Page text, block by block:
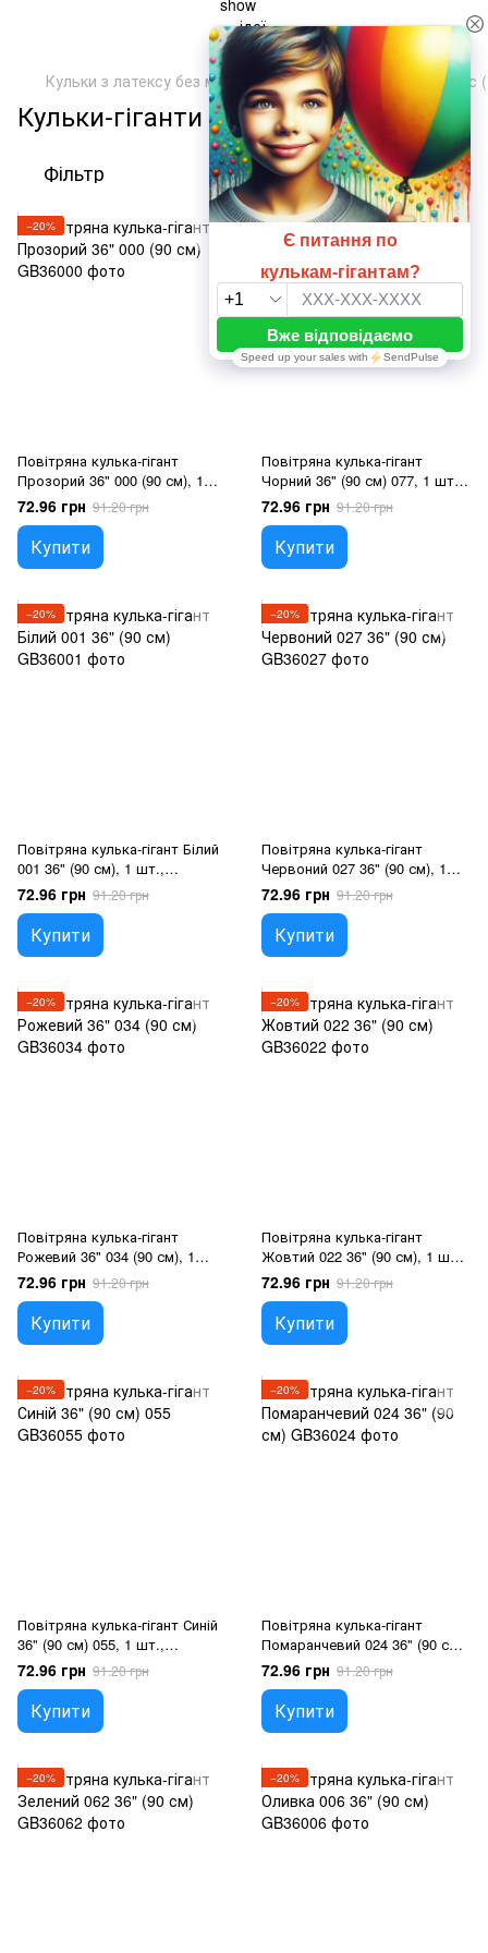
Кульки з латексу без малюнка ТМ Артшоу Латекс Балунс
Кульки-гіганти Пастель 36" (90 см)
Фільтр За популярністю
−20%
Повітряна кулька-гігант
Прозорий 36" 000 (90 см), 1
шт., 36"/90см., Прозорий,
Гелій або повітря
72.96 грн 91.20 грн
Купити
−20%
Повітряна кулька-гігант
Чорний 36" (90 см) 077, 1 шт.,
36"/90см., Чорний, Гелій або
повітря
72.96 грн 91.20 грн
Купити
−20%
Повітряна кулька-гігант Білий
001 36" (90 см), 1 шт.,
36"/90см., Білий, Гелій або
повітря
72.96 грн 91.20 грн
Купити
−20%
Повітряна кулька-гігант
Червоний 027 36" (90 см), 1
шт., 36"/90см., Червоний,
Гелій або повітря
72.96 грн 91.20 грн
Купити
−20%
Повітряна кулька-гігант
Рожевий 36" 034 (90 см), 1
шт., 36"/90см., Рожевий, Гелій
або повітря
72.96 грн 91.20 грн
Купити
−20%
Повітряна кулька-гігант
Жовтий 022 36" (90 см), 1 шт.,
36"/90см., Жовтий, Гелій або
повітря
72.96 грн 91.20 грн
Купити
−20%
Повітряна кулька-гігант Синій
36" (90 см) 055, 1 шт.,
36"/90см., Синій, Гелій або
повітря
72.96 грн 91.20 грн
Купити
−20%
Повітряна кулька-гігант
Помаранчевий 024 36" (90 см),
1 шт., 36"/90см.,
Помаранчевий, Гелій або
повітря
72.96 грн 91.20 грн
Купити
−20% −20%